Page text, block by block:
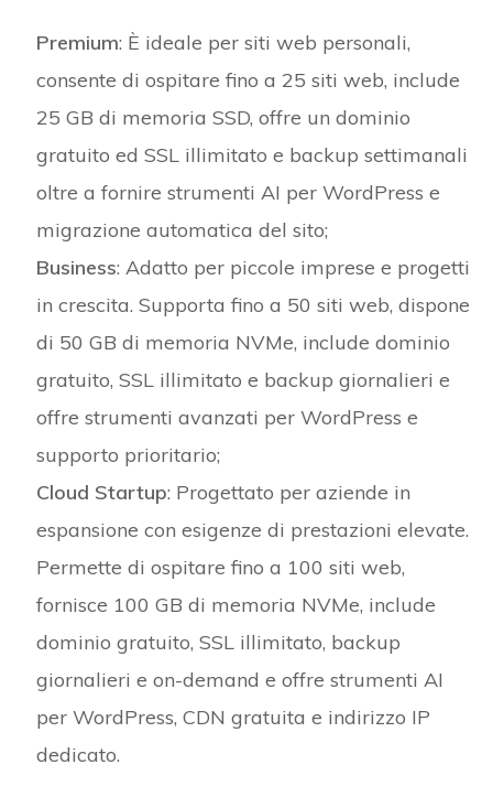
Premium: È ideale per siti web personali,
consente di ospitare fino a 25 siti web, include
25 GB di memoria SSD, offre un dominio
gratuito ed SSL illimitato e backup settimanali
oltre a fornire strumenti AI per WordPress e
migrazione automatica del sito;
Business: Adatto per piccole imprese e progetti
in crescita.​ Supporta fino a 50 siti web, dispone
di 50 GB di memoria NVMe, include dominio
gratuito, SSL illimitato e backup giornalieri e
offre strumenti avanzati per WordPress e
supporto prioritario;
Cloud Startup: Progettato per aziende in
espansione con esigenze di prestazioni elevate.​
Permette di ospitare fino a 100 siti web,
fornisce 100 GB di memoria NVMe, include
dominio gratuito, SSL illimitato, backup
giornalieri e on-demand e offre strumenti AI
per WordPress, CDN gratuita e indirizzo IP
dedicato.​